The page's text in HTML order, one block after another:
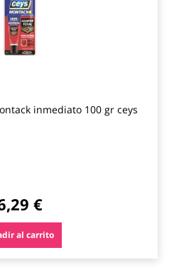
inmediato 100 gr ceys
€
al carrito